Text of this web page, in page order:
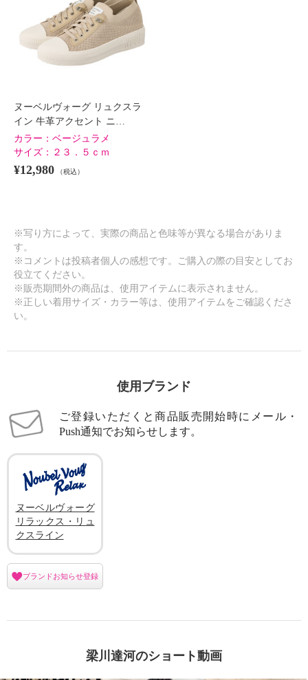
ヌーベルヴォーグ リュクスラ
イン 牛革アクセント ニ…
カラー： ベージュラメ
サイズ： ２３．５ｃｍ
¥12,980 （税込）
※写り方によって、実際の商品と色味等が異なる場合がありま
す。
※コメントは投稿者個人の感想です。ご購入の際の目安としてお
役立てください。
※販売期間外の商品は、使用アイテムに表示されません。
※正しい着用サイズ・カラー等は、使用アイテムをご確認くださ
い。
使用ブランド
ご登録いただくと商品販売開始時にメール・
Push通知でお知らせします。
ヌーベルヴォーグ
リラックス・リュ
クスライン
ブランドお知らせ登録
梁川達河のショート動画